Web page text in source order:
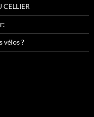
CELLIER
vélos ?